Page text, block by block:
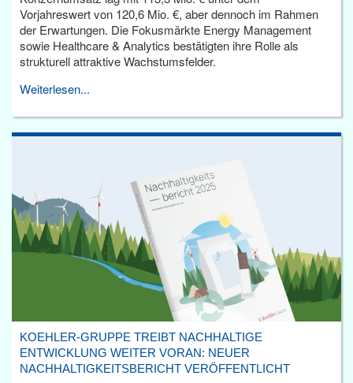
Vorjahreswert von 120,6 Mio. €, aber dennoch im Rahmen
der Erwartungen. Die Fokusmärkte Energy Management
sowie Healthcare & Analytics bestätigten ihre Rolle als
strukturell attraktive Wachstumsfelder.
Weiterlesen...
KOEHLER-GRUPPE TREIBT NACHHALTIGE
ENTWICKLUNG WEITER VORAN: NEUER
NACHHALTIGKEITSBERICHT VERÖFFENTLICHT